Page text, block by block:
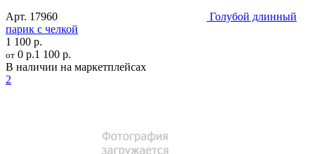
Арт. 17960
Голубой длинный
парик с челкой
1 100 р.
от 0 р.1 100 р.
В наличии на маркетплейсах
2